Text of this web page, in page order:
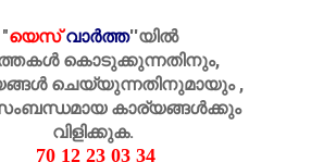
"യെസ് വാർത്ത''യിൽ
കൊടുക്കുന്നതിനും,
ചെയ്യുന്നതിനുമായും ,
കാര്യങ്ങൾക്കും
വിളിക്കുക.
70 12 23 03 34